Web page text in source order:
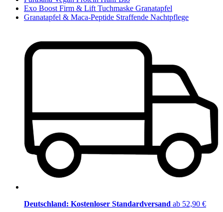
Exo Boost Firm & Lift Tuchmaske Granatapfel
Granatapfel & Maca-Peptide Straffende Nachtpflege
Deutschland: Kostenloser Standardversand ab 52,90 €